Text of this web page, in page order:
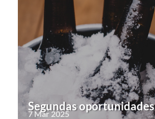
Segundas oportunidades
7 Mar 2025